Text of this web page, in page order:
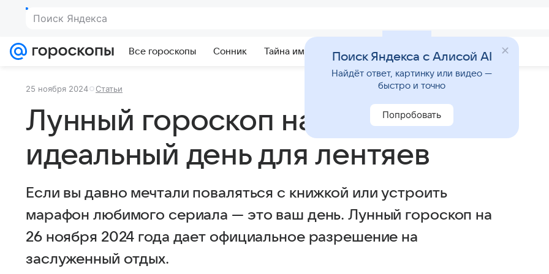
Поиск Яндекса
Все гороскопы Сонник Тайна имени Гадания Приметы
25 ноября 2024 Статьи
Лунный гороскоп на 26 ноября:
идеальный день для лентяев
Если вы давно мечтали поваляться с книжкой или устроить
марафон любимого сериала — это ваш день. Лунный гороскоп на
26 ноября 2024 года дает официальное разрешение на
заслуженный отдых.
Поиск Яндекса с Алисой AI
Найдёт ответ, картинку или видео —
быстро и точно
Попробовать